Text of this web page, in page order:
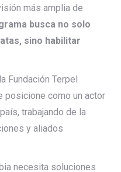
más amplia de
busca no solo
sino habilitar
Fundación Terpel
posicione como un actor
trabajando de la
y aliados
necesita soluciones